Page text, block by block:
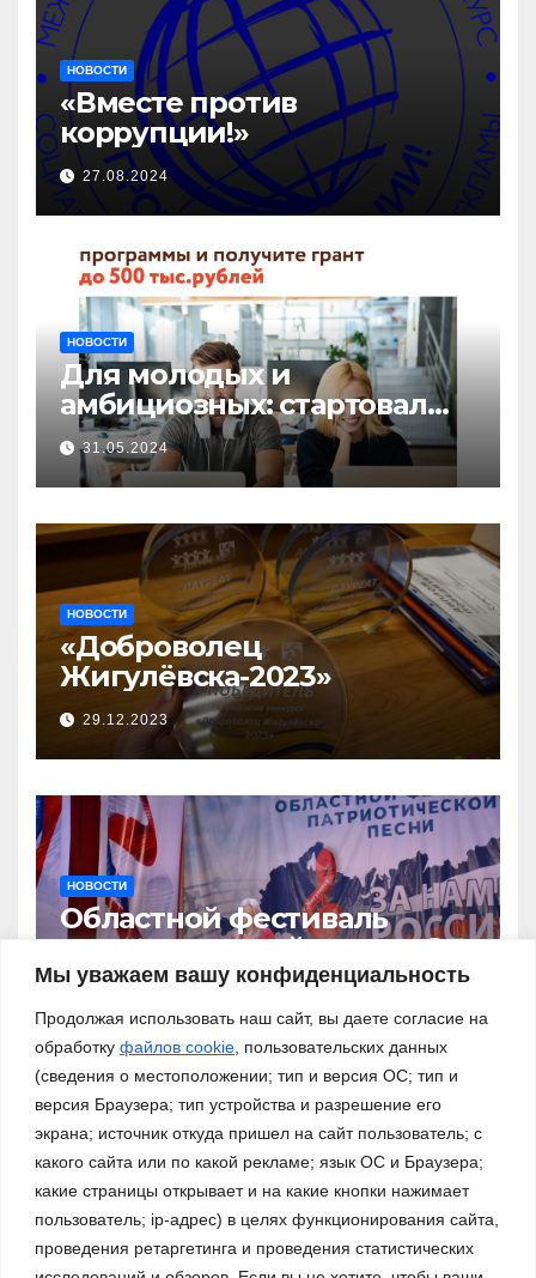
Мы уважаем вашу конфиденциальность
Продолжая использовать наш сайт, вы даете согласие на
обработку файлов cookie , пользовательских данных
(сведения о местоположении; тип и версия ОС; тип и
версия Браузера; тип устройства и разрешение его
экрана; источник откуда пришел на сайт пользователь; с
какого сайта или по какой рекламе; язык ОС и Браузера;
какие страницы открывает и на какие кнопки нажимает
пользователь; ip-адрес) в целях функционирования сайта,
проведения ретаргетинга и проведения статистических
НОВОСТИ
«Вместе против
коррупции!»
27.08.2024
НОВОСТИ
Для молодых и
амбициозных: стартовал
прием заявок на участие в
бизнес-акселераторе «Ты
предприниматель»
31.05.2024
НОВОСТИ
«Доброволец
Жигулёвска-2023»
29.12.2023
НОВОСТИ
Областной фестиваль
патриотической песни «За
нами – Россия!»